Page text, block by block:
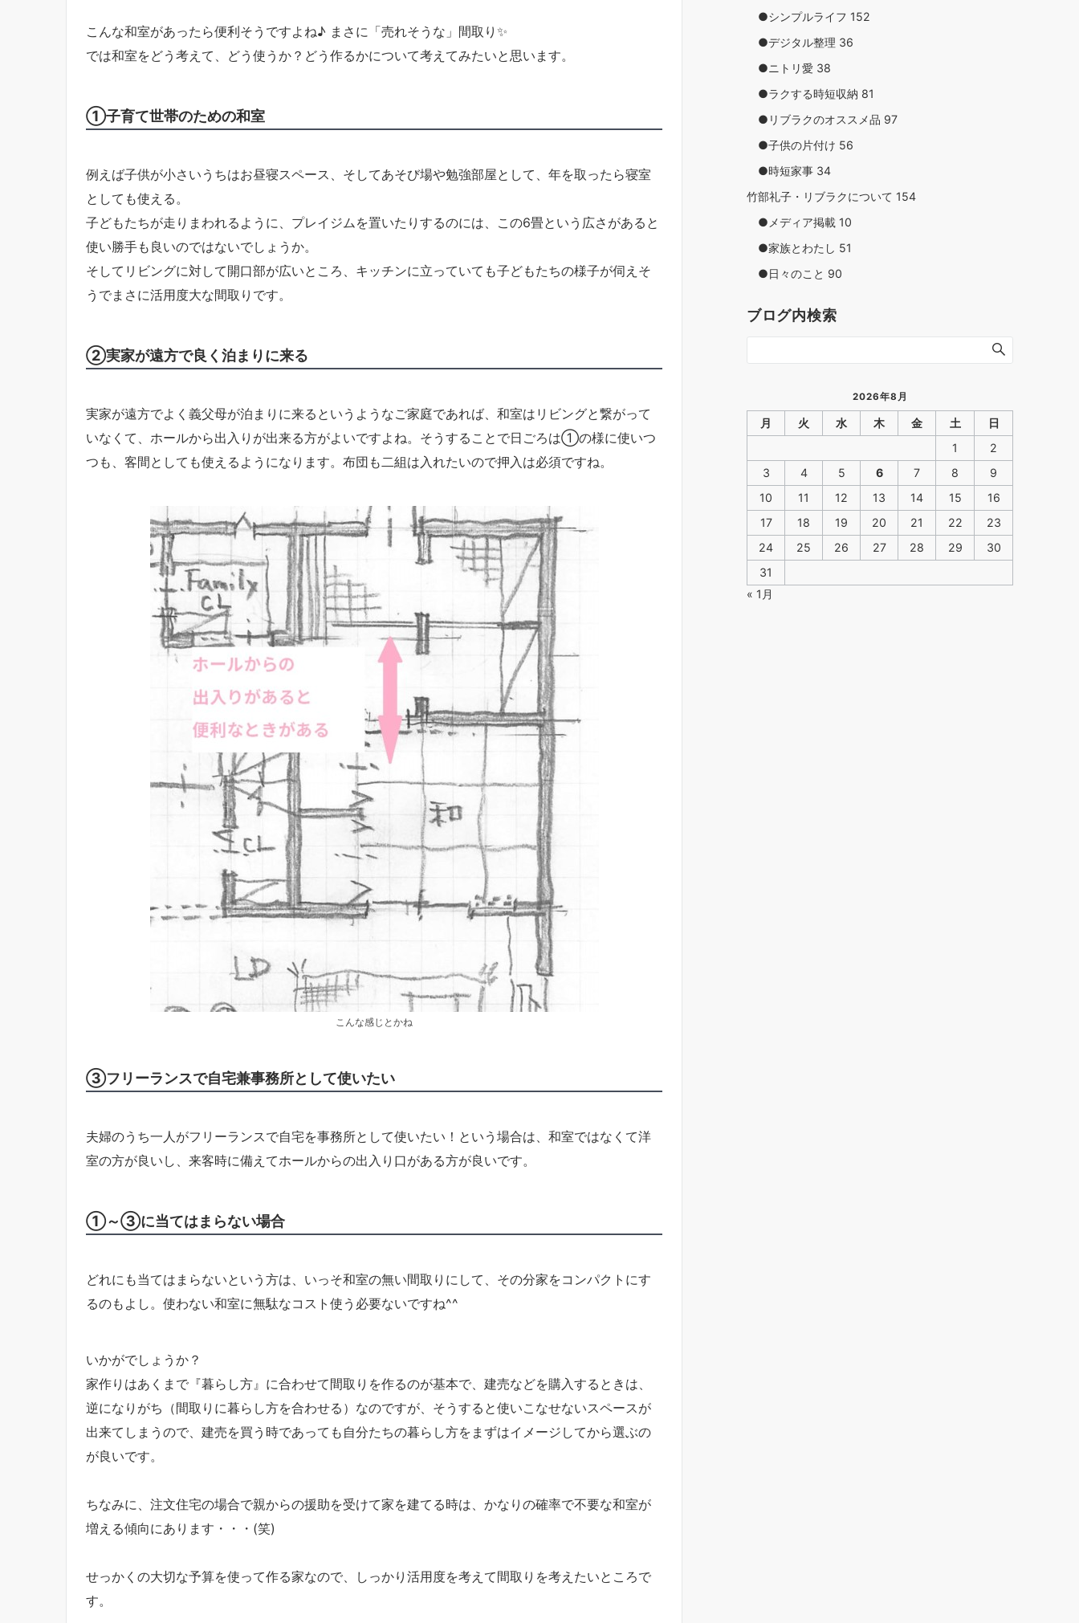
こんな和室があったら便利そうですよね♪ まさに「売れそうな」間取り✨
では和室をどう考えて、どう使うか？どう作るかについて考えてみたいと思います。
①子育て世帯のための和室
例えば子供が小さいうちはお昼寝スペース、そしてあそび場や勉強部屋として、年を取ったら寝室
としても使える。
子どもたちが走りまわれるように、プレイジムを置いたりするのには、この6畳という広さがあると
使い勝手も良いのではないでしょうか。
そしてリビングに対して開口部が広いところ、キッチンに立っていても子どもたちの様子が伺えそ
うでまさに活用度大な間取りです。
②実家が遠方で良く泊まりに来る
実家が遠方でよく義父母が泊まりに来るというようなご家庭であれば、和室はリビングと繋がって
いなくて、ホールから出入りが出来る方がよいですよね。そうすることで日ごろは①の様に使いつ
つも、客間としても使えるようになります。布団も二組は入れたいので押入は必須ですね。
こんな感じとかね
③フリーランスで自宅兼事務所として使いたい
夫婦のうち一人がフリーランスで自宅を事務所として使いたい！という場合は、和室ではなくて洋
室の方が良いし、来客時に備えてホールからの出入り口がある方が良いです。
①～③に当てはまらない場合
どれにも当てはまらないという方は、いっそ和室の無い間取りにして、その分家をコンパクトにす
るのもよし。使わない和室に無駄なコスト使う必要ないですね^^
いかがでしょうか？
家作りはあくまで『暮らし方』に合わせて間取りを作るのが基本で、建売などを購入するときは、
逆になりがち（間取りに暮らし方を合わせる）なのですが、そうすると使いこなせないスペースが
出来てしまうので、建売を買う時であっても自分たちの暮らし方をまずはイメージしてから選ぶの
が良いです。
ちなみに、注文住宅の場合で親からの援助を受けて家を建てる時は、かなりの確率で不要な和室が
増える傾向にあります・・・(笑)
せっかくの大切な予算を使って作る家なので、しっかり活用度を考えて間取りを考えたいところで
す。
●シンプルライフ 152
●デジタル整理 36
●ニトリ愛 38
●ラクする時短収納 81
●リブラクのオススメ品 97
●子供の片付け 56
●時短家事 34
竹部礼子・リブラクについて 154
●メディア掲載 10
●家族とわたし 51
●日々のこと 90
ブログ内検索
2026年8月
月 火 水 木 金 土
日
1
2
3
4 5 6 7 8
9
10
11 12 13 14 15
16
17
18 19 20 21 22
23
24
25 26 27 28 29
30
31
« 1月